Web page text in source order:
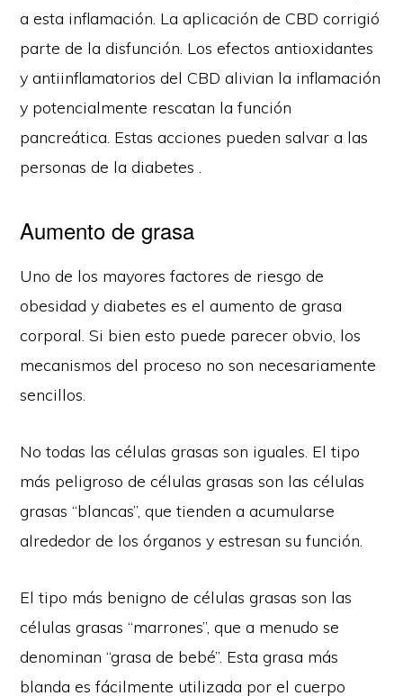
a esta inflamación. La aplicación de CBD corrigió
parte de la disfunción. Los efectos antioxidantes
y antiinflamatorios del CBD alivian la inflamación
y potencialmente rescatan la función
pancreática. Estas acciones pueden salvar a las
personas de la diabetes .
Aumento de grasa
Uno de los mayores factores de riesgo de
obesidad y diabetes es el aumento de grasa
corporal. Si bien esto puede parecer obvio, los
mecanismos del proceso no son necesariamente
sencillos.
No todas las células grasas son iguales. El tipo
más peligroso de células grasas son las células
grasas “blancas”, que tienden a acumularse
alrededor de los órganos y estresan su función.
El tipo más benigno de células grasas son las
células grasas “marrones”, que a menudo se
denominan “grasa de bebé”. Esta grasa más
blanda es fácilmente utilizada por el cuerpo